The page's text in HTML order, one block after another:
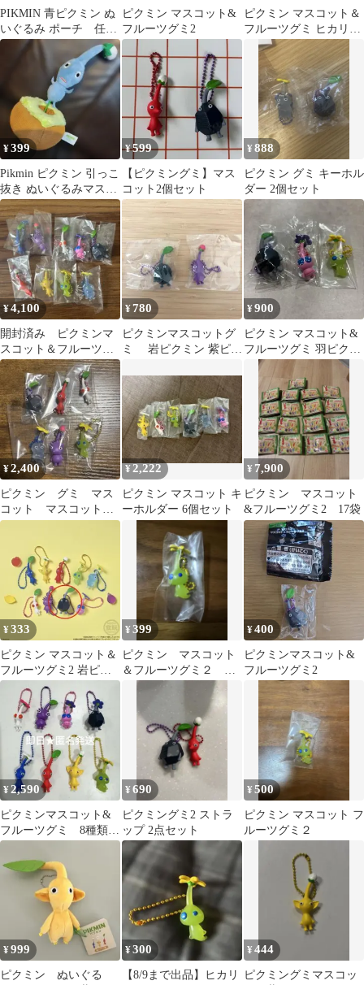
PIKMIN 青ピクミン ぬ
いぐるみ ポーチ 任天
堂
ピクミン マスコット&
フルーツグミ2
ピクミン マスコット＆
フルーツグミ ヒカリピ
クミン
¥399
Pikmin ピクミン 引っこ
抜き ぬいぐるみマスコ
ット（青）
¥599
【ピクミングミ】マス
コット2個セット
¥888
ピクミン グミ キーホル
ダー 2個セット
¥4,100
開封済み ピクミンマ
スコット＆フルーツグ
ミ2 コンプリート セッ
ト
¥780
ピクミンマスコットグ
ミ 岩ピクミン 紫ピク
¥900
ピクミン マスコット&
フルーツグミ 羽ピクミ
ン 岩ピクミン 光ピク
¥2,400
ピクミン グミ マス
コット マスコット&
フルーツグミ2
¥2,222
ピクミン マスコット キ
ーホルダー 6個セット
¥ 7,900
ピクミン マスコット
&フルーツグミ2 17袋
¥333
ピクミン マスコット＆
フルーツグミ2 岩ピク
ミン チャーム
¥399
ピクミン マスコット
＆フルーツグミ２ ヒ
カリピクミン
¥400
ピクミンマスコット&
フルーツグミ2
¥2,590
ピクミンマスコット&
フルーツグミ 8種類セ
ット
¥690
ピクミングミ2 ストラ
ップ 2点セット
¥500
ピクミン マスコット フ
ルーツグミ２
¥999
ピクミン ぬいぐる
¥300
【8/9まで出品】ヒカリ
¥444
ピクミングミマスコッ